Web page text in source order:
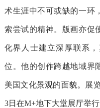
术生涯中不可或缺的一环
索尝试的精神。版画亦促
化界人士建立深厚联系
位。他的创作跨越地域界
美国文化景观的面貌。展
3日在M+地下大堂展厅举行